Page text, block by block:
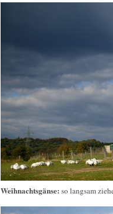
Weihnachtsgänse: so langsam